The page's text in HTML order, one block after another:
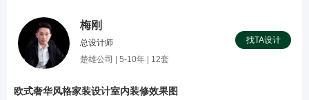
梅刚
总设计师
楚雄公司 | 5-10年 | 12套
找TA设计
欧式奢华风格家装设计室内装修效果图